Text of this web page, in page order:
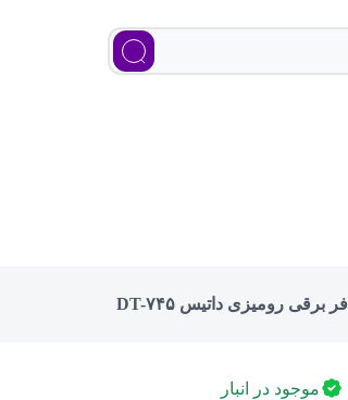
فر برقی رومیزی داتیس DT-۷۴۵
موجود در انبار